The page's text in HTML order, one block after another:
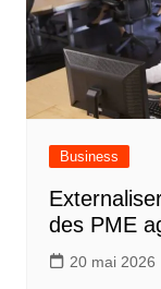
Business
des PME
20 mai 2026